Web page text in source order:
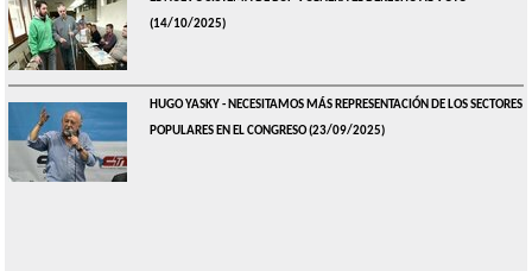
(14/10/2025)
HUGO YASKY - NECESITAMOS MÁS REPRESENTACIÓN DE LOS SECTORES
POPULARES EN EL CONGRESO(23/09/2025)